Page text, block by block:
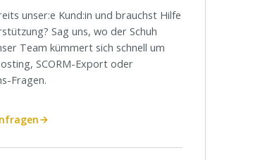
unser:e Kund:in und brauchst Hilfe
Sag uns, wo der Schuh
Team kümmert sich schnell um
SCORM-Export oder
Fragen.